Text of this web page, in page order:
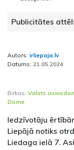
Publicitātes
Autors: irliepaja.lv
Datums: 21.05.2024
Birkas: Valsts
Dome
Iedzīvotāju
Liepājā notiks
Liedaga ielā 7.